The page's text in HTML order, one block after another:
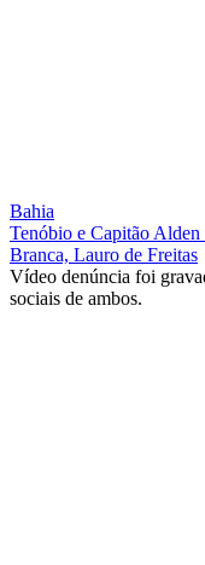
Bahia
Tenóbio e Capitão
Branca, Lauro de Freitas
Vídeo denúncia foi
sociais de ambos.